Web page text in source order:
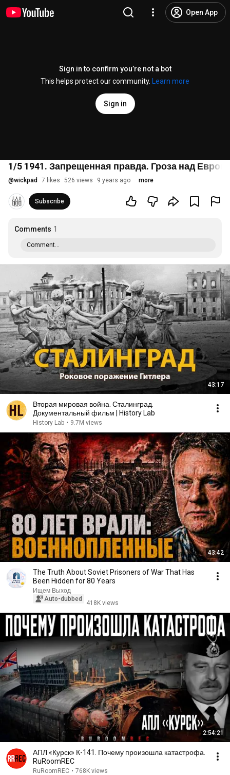
Open App
Sign in to confirm you’re not a bot
This helps protect our community.
Learn more
Sign in
1/5 1941. Запрещенная правда. Гроза над
@wickpad 7 likes 526 views 9 years ago more
Subscribe
Comments 1
Comment...
43:17
Вторая мировая война. Сталинград.
Документальный фильм | History Lab
History Lab • 9.7M views
43:42
The Truth About Soviet Prisoners of War That Has
Been Hidden for 80 Years
Ищем Выход
Auto-dubbed
418K views
2:54:21
АПЛ «Курск» К-141. Почему произошла катастрофа.
RuRoomREC
RuRoomREC • 768K views